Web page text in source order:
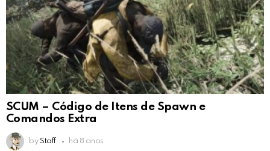
SCUM – Código de Itens de Spawn e
Comandos Extra
by Staff há 8 anos